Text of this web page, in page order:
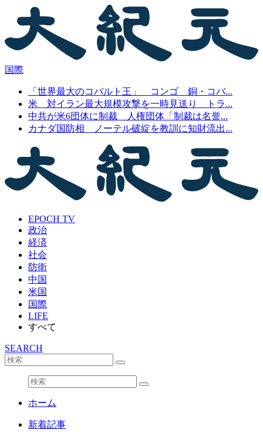
国際
「世界最大のコバルト王」 コンゴ 銅・コバ...
米 対イラン最大規模攻撃を一時見送り トラ...
中共が米6団体に制裁 人権団体「制裁は名誉...
カナダ国防相 ノーテル破綻を教訓に知財流出...
EPOCH TV
政治
経済
社会
防衛
中国
米国
国際
LIFE
すべて
SEARCH
ホーム
新着記事